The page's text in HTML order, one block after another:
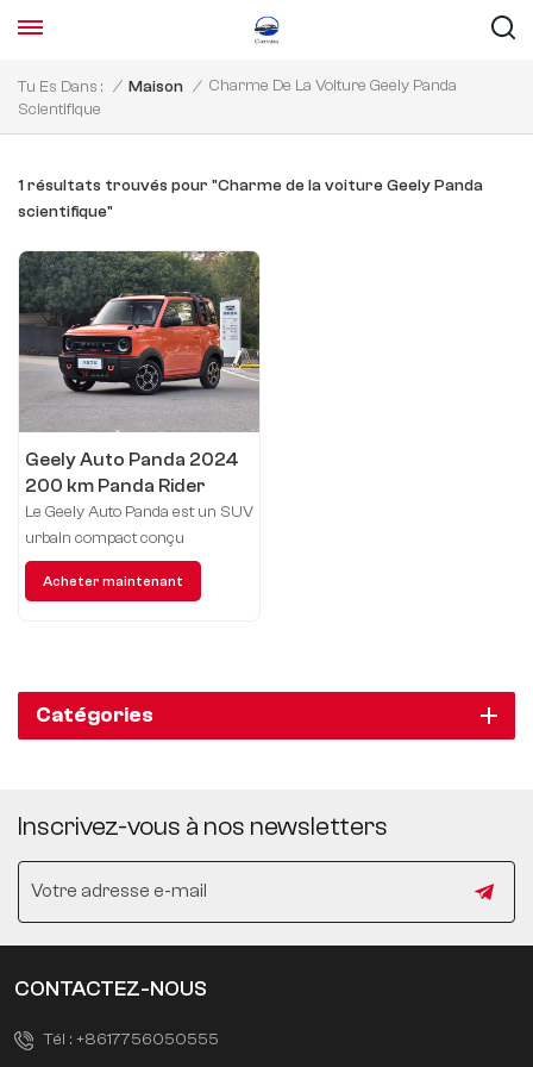
Tu Es Dans : / Maison / Charme De La Voiture Geely Panda
Scientifique
1 résultats trouvés pour "Charme de la voiture Geely Panda
scientifique"
Geely Auto Panda 2024
200 km Panda Rider
Le Geely Auto Panda est un SUV
urbain compact conçu
spécifiquement pour les jeunes
consommateurs et s'est
performances supérieures.
Acheter maintenant
Catégories
Inscrivez-vous à nos newsletters
CONTACTEZ-NOUS
Tél : +8617756050555